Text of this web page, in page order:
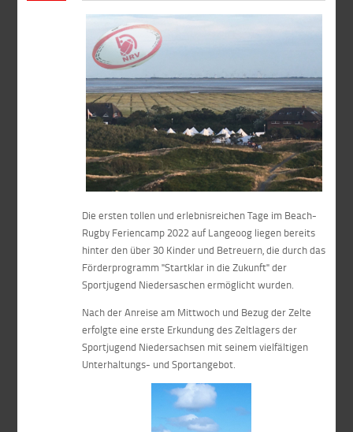
Die ersten tollen und erlebnisreichen Tage im Beach-
Rugby Feriencamp 2022 auf Langeoog liegen bereits
hinter den über 30 Kinder und Betreuern, die durch das
Förderprogramm "Startklar in die Zukunft" der
Sportjugend Niedersaschen ermöglicht wurden.
Nach der Anreise am Mittwoch und Bezug der Zelte
erfolgte eine erste Erkundung des Zeltlagers der
Sportjugend Niedersachsen mit seinem vielfältigen
Unterhaltungs- und Sportangebot.